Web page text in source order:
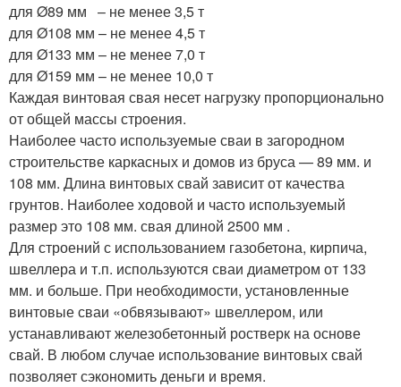
для Ø89 мм – не менее 3,5 т
для Ø108 мм – не менее 4,5 т
для Ø133 мм – не менее 7,0 т
для Ø159 мм – не менее 10,0 т
Каждая винтовая свая несет нагрузку пропорционально
от общей массы строения.
Наиболее часто используемые сваи в загородном
строительстве каркасных и домов из бруса — 89 мм. и
108 мм. Длина винтовых свай зависит от качества
грунтов. Наиболее ходовой и часто используемый
размер это 108 мм. свая длиной 2500 мм .
Для строений с использованием газобетона, кирпича,
швеллера и т.п. используются сваи диаметром от 133
мм. и больше. При необходимости, установленные
винтовые сваи «обвязывают» швеллером, или
устанавливают железобетонный ростверк на основе
свай. В любом случае использование винтовых свай
позволяет сэкономить деньги и время.